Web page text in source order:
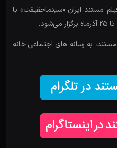
مستند ایران «سینماحقیقت» با
به رسانه های اجتماعی خانه